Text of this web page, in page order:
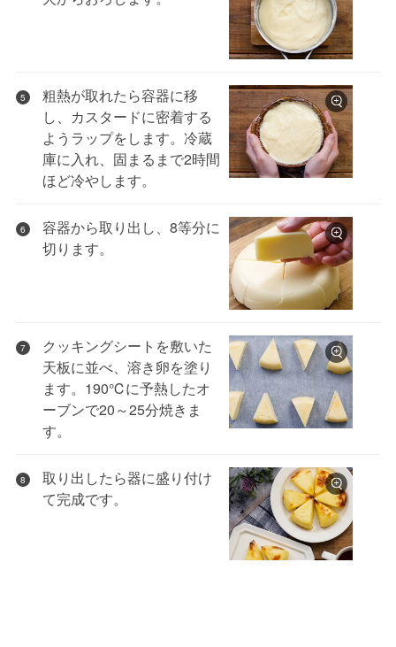
5
粗熱が取れたら容器に移
し、カスタードに密着する
ようラップをします。冷蔵
庫に入れ、固まるまで2時間
ほど冷やします。
6
容器から取り出し、8等分に
切ります。
7
クッキングシートを敷いた
天板に並べ、溶き卵を塗り
ます。190℃に予熱したオ
ーブンで20～25分焼きま
す。
8
取り出したら器に盛り付け
て完成です。